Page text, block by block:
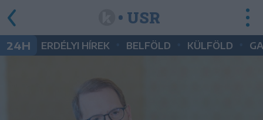
• USR
24H ERDÉLYI HÍREK BELFÖLD KÜLFÖLD